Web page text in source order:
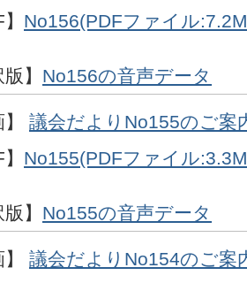
No156(PDFファイル
】 No156の音声データ
】 議会だよりNo155のご案
No155(PDFファイル
】 No155の音声データ
】 議会だよりNo154のご案